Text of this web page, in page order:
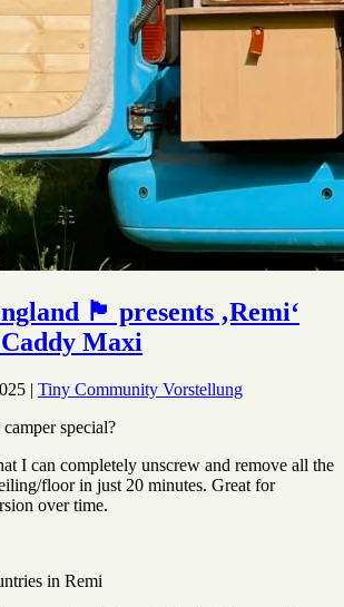
🏴󠁧󠁢󠁥󠁮󠁧󠁿 presents ‚Remi‘
Maxi
| Tiny Community Vorstellung
special?
I can completely unscrew and remove all the
floor in just 20 minutes. Great for
over time.
in Remi